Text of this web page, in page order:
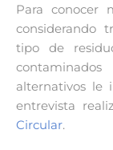
Para conocer
considerando
tipo de
alternativos le
entrevista
Circular.